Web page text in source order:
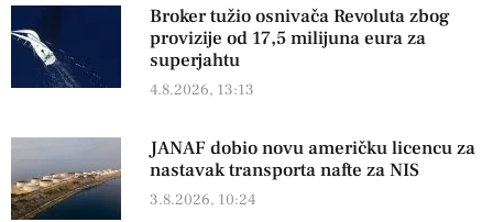
Broker tužio osnivača Revoluta zbog
provizije od 17,5 milijuna eura za
superjahtu
4.8.2026, 13:13
JANAF dobio novu američku licencu za
nastavak transporta nafte za NIS
3.8.2026, 10:24